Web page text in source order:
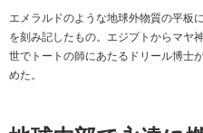
エメラルドのような地球外物質の平板
を刻み記したもの。エジプトからマヤ
世でトートの師にあたるドリール博士
めた。